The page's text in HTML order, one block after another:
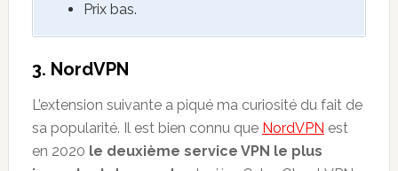
Prix bas.
3. NordVPN
L’extension suivante a piqué ma curiosité du fait de
sa popularité. Il est bien connu que NordVPN est
en 2020 le deuxième service VPN le plus